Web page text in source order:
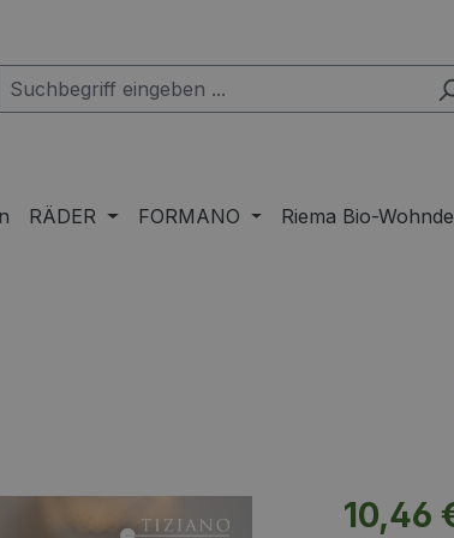
RÄDER FORMANO Riema Bio-
Regulärer
10,46